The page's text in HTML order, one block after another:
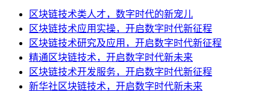
区块链技术类人才，数字时代的新宠儿
区块链技术应用实操，开启数字时代新征程
区块链技术研究及应用，开启数字时代新征程
精通区块链技术，开启数字时代新未来
区块链技术开发服务，开启数字时代新征程
新华社区块链技术，开启数字时代新未来